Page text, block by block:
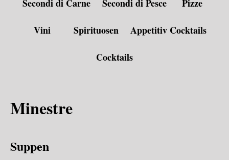
Secondi di Carne Secondi di Pesce Pizze
Vini Spirituosen Appetitiv Cocktails
Cocktails
Minestre
Suppen